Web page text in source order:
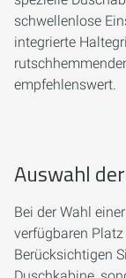
schwellenlose
integrierte
empfehlenswert.
Auswahl
Bei der Wahl
verfügbaren
Berücksichtigen